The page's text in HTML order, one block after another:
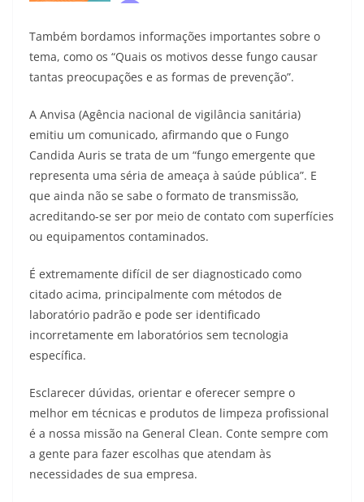
Também bordamos informações importantes sobre o
tema, como os “Quais os motivos desse fungo causar
tantas preocupações e as formas de prevenção”.
A Anvisa (Agência nacional de vigilância sanitária)
emitiu um comunicado, afirmando que o Fungo
Candida Auris se trata de um “fungo emergente que
representa uma séria de ameaça à saúde pública”. E
que ainda não se sabe o formato de transmissão,
acreditando-se ser por meio de contato com superfícies
ou equipamentos contaminados.
É extremamente difícil de ser diagnosticado como
citado acima, principalmente com métodos de
laboratório padrão e pode ser identificado
incorretamente em laboratórios sem tecnologia
específica.
Esclarecer dúvidas, orientar e oferecer sempre o
melhor em técnicas e produtos de limpeza profissional
é a nossa missão na General Clean. Conte sempre com
a gente para fazer escolhas que atendam às
necessidades de sua empresa.